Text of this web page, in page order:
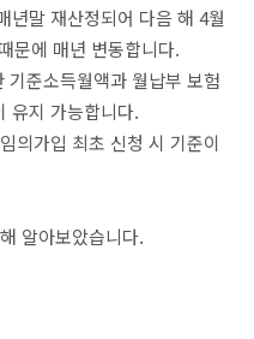
년말 재산정되어 다음 해 4월
문에 매년 변동합니다.
기준소득월액과 월납부 보험
유지 가능합니다.
의가입 최초 신청 시 기준이
알아보았습니다.